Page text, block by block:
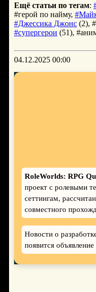
Ещё статьи по тегам:
#герой по найму,
#Джессика Джонс (2),
#супергерои (51),
04.12.2025 00:00
RoleWorlds: RPG
проект с ролевыми
сеттингам,
совместного
Новости о
появится объявление